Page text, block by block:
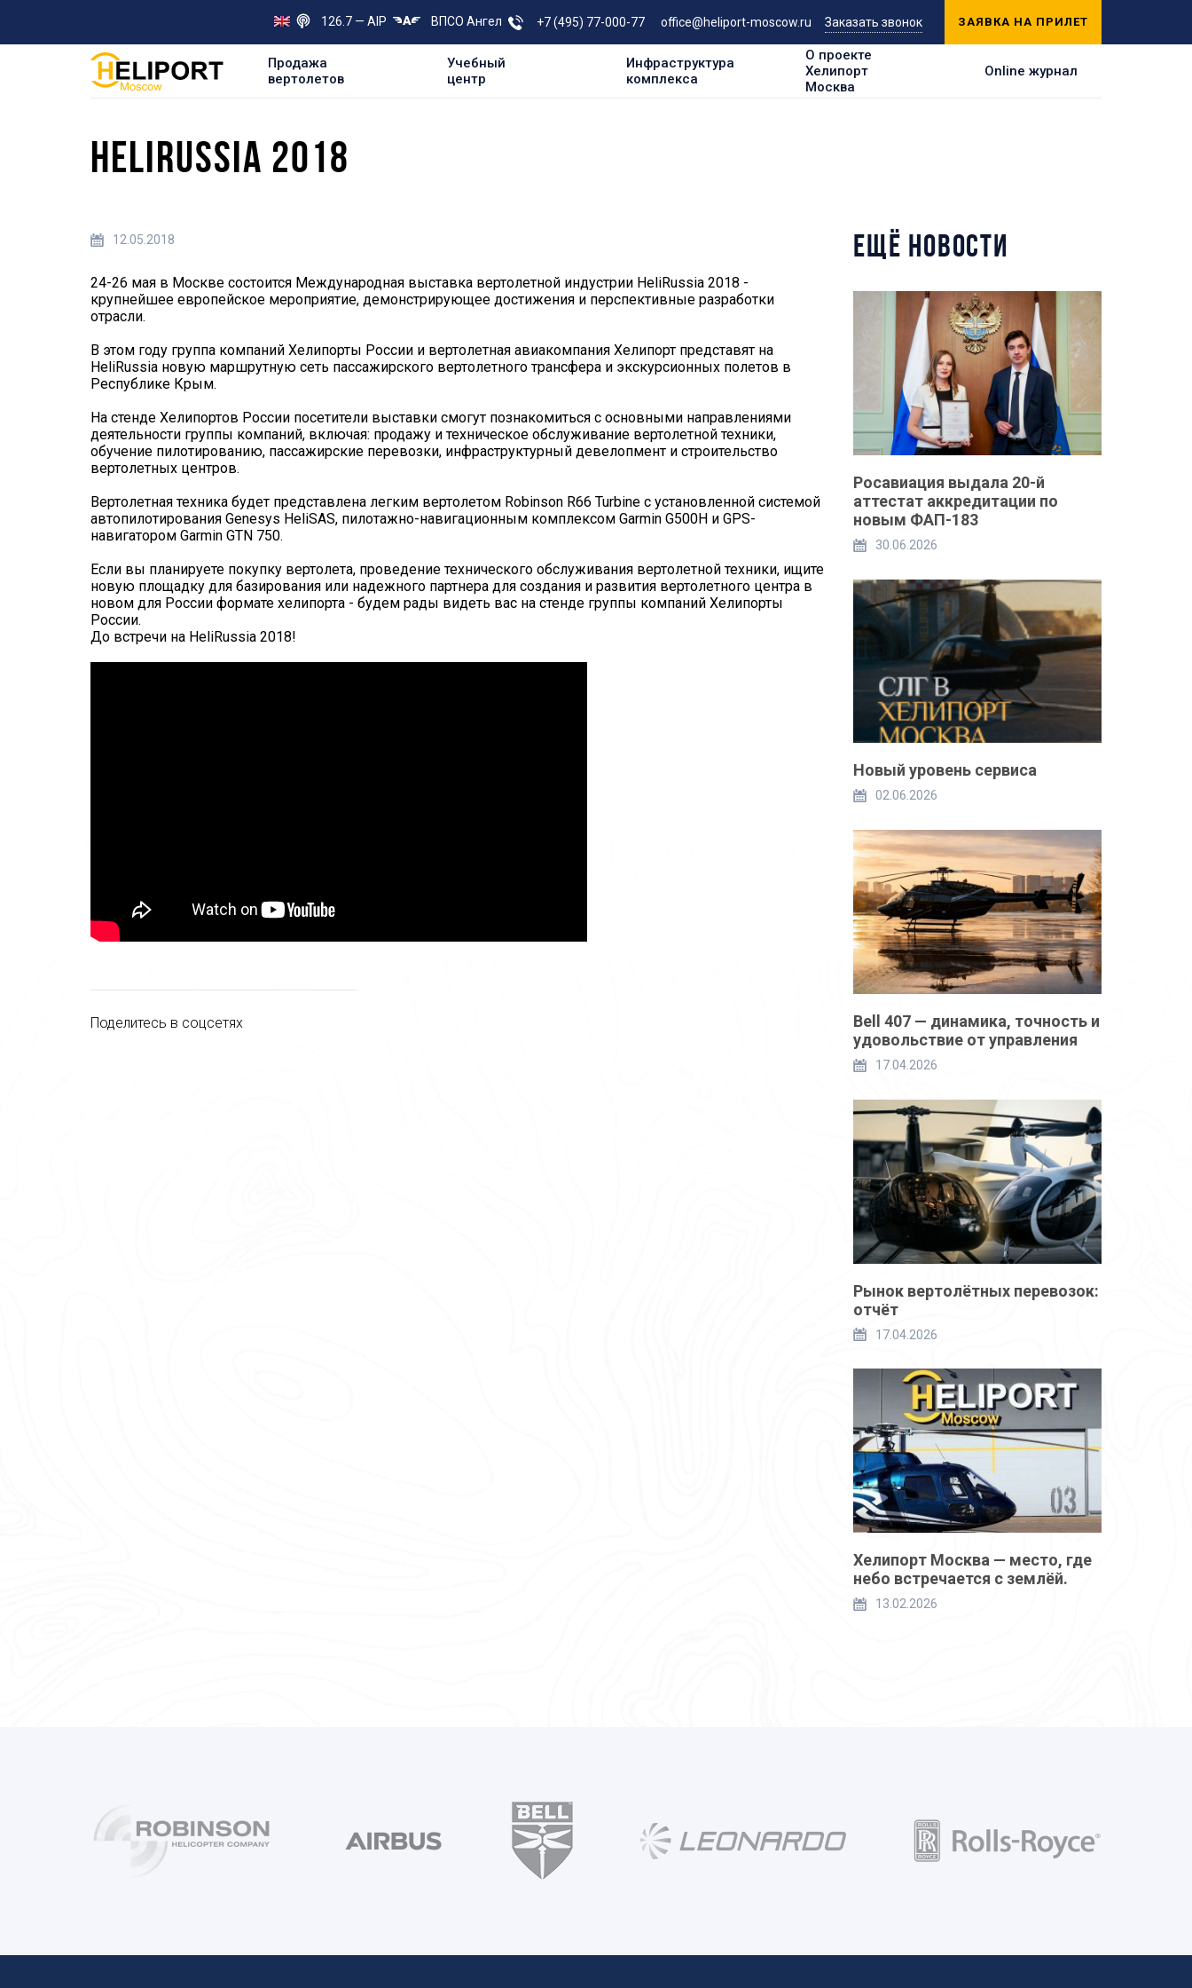
126.7 — AIP ВПСО Ангел +7 (495) 77-000-77 office@heliport-moscow.ru Заказать звонок ЗАЯВКА НА ПРИЛЕТ
Продажа
вертолетов
Учебный
центр
Инфраструктура
комплекса
О проекте
Хелипорт
Москва
Online журнал
HELIRUSSIA 2018
12.05.2018
24-26 мая в Москве состоится Международная выставка вертолетной индустрии HeliRussia 2018 -
крупнейшее европейское мероприятие, демонстрирующее достижения и перспективные разработки
отрасли.
В этом году группа компаний Хелипорты России и вертолетная авиакомпания Хелипорт представят на
HeliRussia новую маршрутную сеть пассажирского вертолетного трансфера и экскурсионных полетов в
Республике Крым.
На стенде Хелипортов России посетители выставки смогут познакомиться с основными направлениями
деятельности группы компаний, включая: продажу и техническое обслуживание вертолетной техники,
обучение пилотированию, пассажирские перевозки, инфраструктурный девелопмент и строительство
вертолетных центров.
Вертолетная техника будет представлена легким вертолетом Robinson R66 Turbine c установленной системой
автопилотирования Genesys HeliSAS, пилотажно-навигационным комплексом Garmin G500H и GPS-
навигатором Garmin GTN 750.
Если вы планируете покупку вертолета, проведение технического обслуживания вертолетной техники, ищите
новую площадку для базирования или надежного партнера для создания и развития вертолетного центра в
новом для России формате хелипорта - будем рады видеть вас на стенде группы компаний Хелипорты
России.
До встречи на HeliRussia 2018!
Поделитесь в соцсетях
ЕЩЁ НОВОСТИ
Росавиация выдала 20-й
аттестат аккредитации по
новым ФАП-183
30.06.2026
Новый уровень сервиса
02.06.2026
Bell 407 — динамика, точность и
удовольствие от управления
17.04.2026
Рынок вертолётных перевозок:
отчёт
17.04.2026
Хелипорт Москва — место, где
небо встречается с землёй.
13.02.2026